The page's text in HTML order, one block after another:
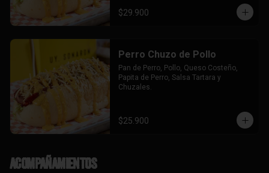
$29.900
Perro Chuzo de Pollo
Pan de Perro, Pollo, Queso Costeño,
Papita de Perro, Salsa Tartara y
Chuzales.
$25.900
Acompañamientos